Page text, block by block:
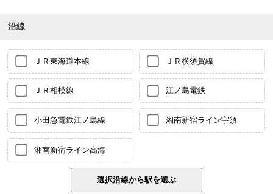
沿線
ＪＲ東海道本線 ＪＲ横須賀線
ＪＲ相模線 江ノ島電鉄
小田急電鉄江ノ島線 湘南新宿ライン宇須
湘南新宿ライン高海